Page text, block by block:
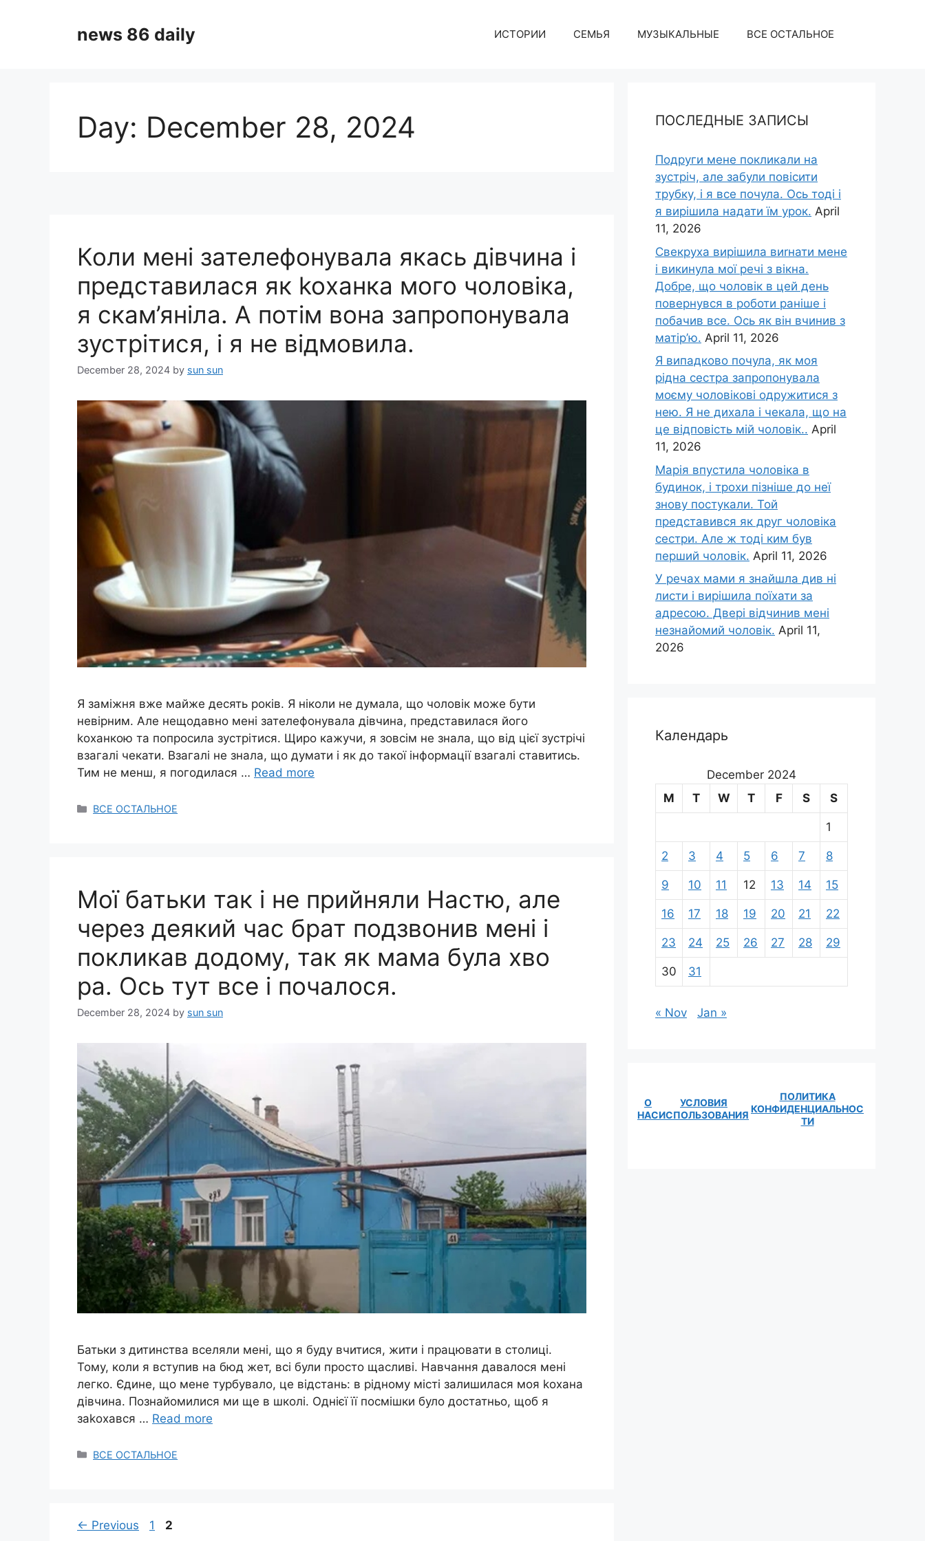
news 86 daily ИСТОРИИ СЕМЬЯ МУЗЫКАЛЬНЫЕ ВСЕ ОСТАЛЬНОЕ
Day: December 28, 2024
Коли мені зателефонувала якась дівчина і
представилася як koханка мого чоловіка,
я скам’яніла. А потім вона запропонувала
зустрітися, і я не відмовила.
December 28, 2024 by sun sun
Я заміжня вже майже десять років. Я ніколи не думала, що чоловік може бути
невірним. Але нещодавно мені зателефонувала дівчина, представилася його
kоханкою та попросила зустрітися. Щиро кажучи, я зовсім не знала, що від цієї зустрічі
взагалі чекати. Взагалі не знала, що думати і як до такої інформації взагалі ставитись.
Тим не менш, я погодилася … Read more
Categories
ВСЕ ОСТАЛЬНОЕ
Мої батьки так і не прийняли Настю, але
через деякий час брат подзвонив мені і
покликав додому, так як мама була хво
ра. Ось тут все і почалося.
December 28, 2024 by sun sun
Батьки з дитинства вселяли мені, що я буду вчитися, жити і працювати в столиці.
Тому, коли я вступив на бюд жет, всі були просто щасливі. Навчання давалося мені
легко. Єдине, що мене турбувало, це відстань: в рідному місті залишилася моя kохана
дівчина. Познайомилися ми ще в школі. Однієї її посмішки було достатньо, щоб я
заkохався … Read more
Categories
ВСЕ ОСТАЛЬНОЕ
← Previous Page
1 Page
2
ПОСЛЕДНЫЕ ЗАПИСЫ
Подруги мене покликали на
зустріч, але забули повісити
трубку, і я все почула. Ось тоді і
я вирішила надати їм урок. April
11, 2026
Свекруха вирішила виrнати мене
і викинула мої речі з вікна.
Добре, що чоловік в цей день
повернувся в роботи раніше і
побачив все. Ось як він вчинив з
матір’ю. April 11, 2026
Я випадково почула, як моя
рідна сестра запропонувала
моєму чоловікові одружитися з
нею. Я не дихала і чекала, що на
це відповість мій чоловік.. April
11, 2026
Марія впустила чоловіка в
будинок, і трохи пізніше до неї
знову постукали. Той
представився як друг чоловіка
сестри. Але ж тоді ким був
перший чоловік. April 11, 2026
У речах мами я знайшла див ні
листи і вирішила поїхати за
адресою. Двері відчинив мені
незнайомий чоловік. April 11,
2026
Календарь
December 2024
M
T W T F S S
1
2 3 4 5 6 7 8
9 10 11 12 13 14 15
16 17 18 19 20 21 22
23 24 25 26 27 28 29
30 31
« Nov Jan »
О
НАС
УСЛОВИЯ
ИСПОЛЬЗОВАНИЯ
ПОЛИТИКА
КОНФИДЕНЦИАЛЬНОС
ТИ